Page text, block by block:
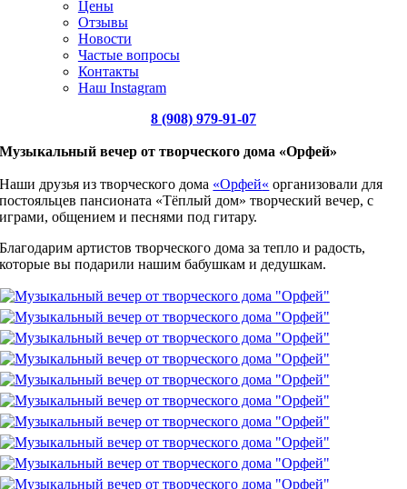
Цены
Отзывы
Новости
Частые вопросы
Контакты
Наш Instagram
8 (908) 979-91-07
Музыкальный вечер от творческого дома «Орфей»
Наши друзья из творческого дома «Орфей« организовали для
постояльцев пансионата «Тёплый дом» творческий вечер, с
играми, общением и песнями под гитару.
Благодарим артистов творческого дома за тепло и радость,
которые вы подарили нашим бабушкам и дедушкам.